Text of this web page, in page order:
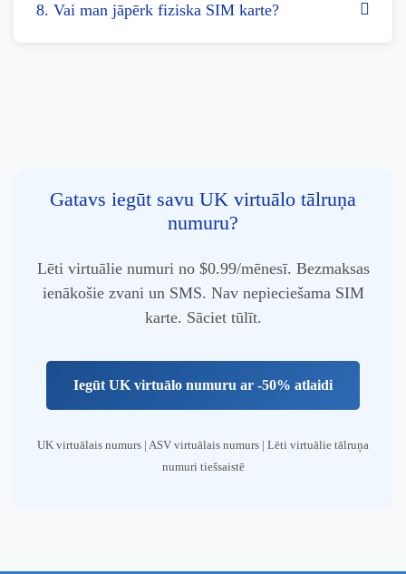
8. Vai man jāpērk fiziska SIM karte?
Gatavs iegūt savu UK virtuālo tālruņa
numuru?
Lēti virtuālie numuri no $0.99/mēnesī. Bezmaksas
ienākošie zvani un SMS. Nav nepieciešama SIM
karte. Sāciet tūlīt.
Iegūt UK virtuālo numuru ar -50% atlaidi
UK virtuālais numurs | ASV virtuālais numurs | Lēti virtuālie tālruņa
numuri tiešsaistē